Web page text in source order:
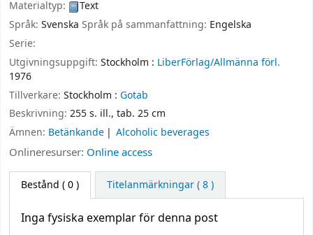
Materialtyp:
Text
Språk: Svenska Språk på sammanfattning: Engelska
Serie:
Utgivningsuppgift: Stockholm : LiberFörlag/Allmänna förl.
1976
Tillverkare: Stockholm : Gotab
Beskrivning: 255 s. ill., tab. 25 cm
Ämnen: Betänkande Alcoholic beverages
Onlineresurser: Online access
Bestånd ( 0 ) Titelanmärkningar ( 8 )
Inga fysiska exemplar för denna post